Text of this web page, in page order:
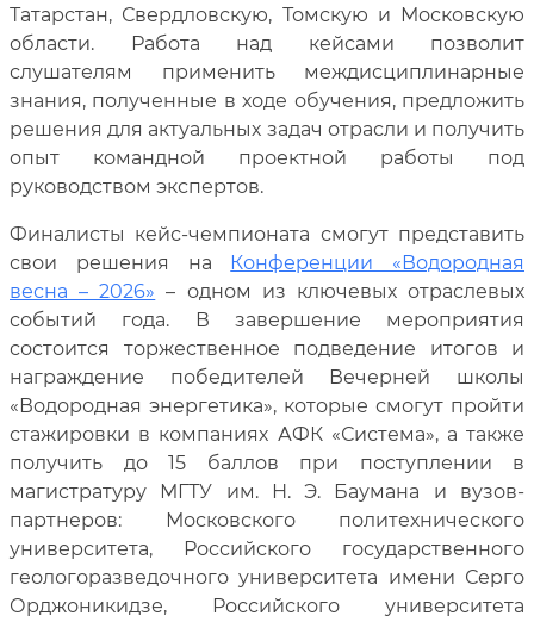
Татарстан, Свердловскую, Томскую и Московскую
области. Работа над кейсами позволит
слушателям применить междисциплинарные
знания, полученные в ходе обучения, предложить
решения для актуальных задач отрасли и получить
опыт командной проектной работы под
руководством экспертов.
Финалисты кейс-чемпионата смогут представить
свои решения на
Конференции «Водородная
весна – 2026» – одном из ключевых отраслевых
событий года. В завершение мероприятия
состоится торжественное подведение итогов и
награждение победителей Вечерней школы
«Водородная энергетика», которые смогут пройти
стажировки в компаниях АФК «Система», а также
получить до 15 баллов при поступлении в
магистратуру МГТУ им. Н. Э. Баумана и вузов-
партнеров: Московского политехнического
университета, Российского государственного
геологоразведочного университета имени Серго
Орджоникидзе, Российского университета